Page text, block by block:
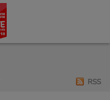
RSS